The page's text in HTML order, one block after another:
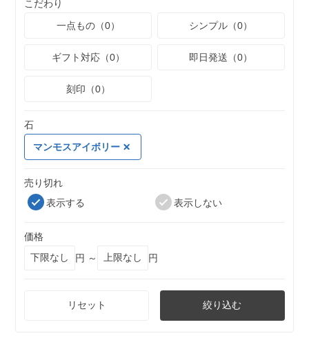
こだわり
一点もの（0）
シンプル（0）
ギフト対応（0） 即日発送（0）
刻印（0）
石
マンモスアイボリー
売り切れ
表示する
表示しない
価格
円 ～
円
リセット 絞り込む